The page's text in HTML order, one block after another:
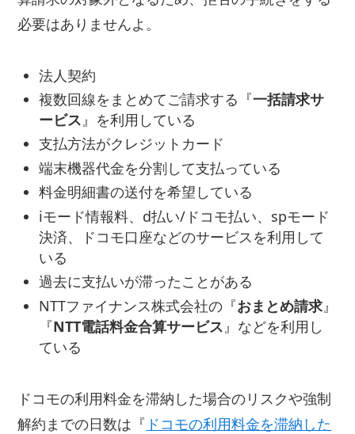
必要はありませんよ。
法人契約
複数回線をまとめてご請求する『一括請求サ
ービス』を利用している
支払方法がクレジットカード
端末機器代金を分割して支払っている
料金明細書の送付を希望している
iモード情報料、d払い/ドコモ払い、spモード
決済、ドコモ口座などのサービスを利用して
いる
過去に支払いが滞ったことがある
NTTファイナンス株式会社の『おまとめ請求』
『NTT電話料金合算サービス』などを利用し
ている
ドコモの利用料金を滞納した場合のリスクや強制
解約までの日数は『 ドコモの利用料金を滞納した